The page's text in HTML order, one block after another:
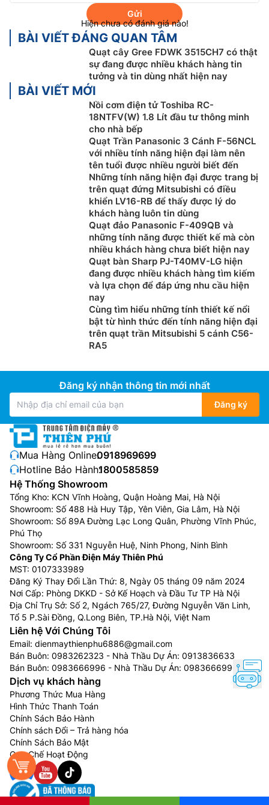
Tận hưởng làn gió dễ chịu từ xa
Quạt điệnGree FDWK-3515CH7 nổi bật với khả năng
tỏa gió xa lên đến 10m sẽ mang lại hiệu quả làm mát
cho không gian rộng. Đặc biệt, làn gió này giúp làm
mát đồng đều trong phòng, giảm nhiệt độ nhanh
chóng, cho bạn cảm giác dễ chịu dù ở bất kỳ vị trí
nào.
3 cấp độ gió dễ dàng điều chỉnh
Với 3 cấp độ gió, bạn có thể điều chỉnh theo nhu cầu
sử dụng từ nhẹ nhàng cho không gian nhỏ đến mạnh
mẽ để làm mát trong những ngày hè oi ả. Dù là bạn
cần gió nhẹ để ngủ hay gió mạnh để làm mát nhanh
Chế độ xoay linh hoạt
Một trong những tính năng đáng chú ý của quạt cây
Gree FDWK 3515CH7 là khả năng xoay linh hoạt. Quạt
có thể xoay ngang đến 80 độ và dọc đến 30 độ giúp
phân phối gió đều trong phòng mà không cần phải di
chuyển quạt nhiều lần. Điều này rất tiện lợi khi bạn cần
làm mát toàn bộ không gian.
Chức năng hẹn giờ tiện lợi
Gửi
Hiện chưa có đánh giá nào!
BÀI VIẾT ĐÁNG QUAN TÂM
Quạt cây Gree FDWK 3515CH7 có thật
sự đang được nhiều khách hàng tin
tưởng và tin dùng nhất hiện nay
BÀI VIẾT MỚI
Nồi cơm điện tử Toshiba RC-
18NTFV(W) 1.8 Lít đầu tư thông minh
cho nhà bếp
Quạt Trần Panasonic 3 Cánh F-56NCL
với nhiều tính năng hiện đại làm nên
tên tuổi được nhiều người biết đến
Những tính năng hiện đại được trang bị
trên quạt đứng Mitsubishi có điều
khiển LV16-RB để thấy được lý do
khách hàng luôn tin dùng
Quạt đảo Panasonic F-409QB và
những tính năng được thiết kế mà còn
nhiều khách hàng chưa biết hiện nay
Quạt bàn Sharp PJ-T40MV-LG hiện
đang được nhiều khách hàng tìm kiếm
và lựa chọn để đáp ứng nhu cầu hiện
nay
Cùng tìm hiểu những tính thiết kế nổi
bật từ hình thức đến tính năng hiện đại
trên quạt trần Mitsubishi 5 cánh C56-
RA5
Đăng ký nhận thông tin mới nhất
Đăng ký
Mua Hàng Online:0918969699
Hotline Bảo Hành:1800585859
Hệ Thống Showroom
Tổng Kho: KCN Vĩnh Hoàng, Quận Hoàng Mai, Hà Nội
Showroom: Số 488 Hà Huy Tập, Yên Viên, Gia Lâm, Hà Nội
Showroom: Số 89A Đường Lạc Long Quân, Phường Vĩnh Phúc,
Phú Thọ
Showroom: Số 331 Nguyễn Huệ, Ninh Phong, Ninh Bình
Công Ty Cổ Phần Điện Máy Thiên Phú
MST: 0107333989
Đăng Ký Thay Đổi Lần Thứ: 8, Ngày 05 tháng 09 năm 2024
Nơi Cấp: Phòng DKKD - Sở Kế Hoạch và Đầu Tư TP Hà Nội
Địa Chỉ Trụ Sở: Số 2, Ngách 765/27, Đường Nguyễn Văn Linh,
Tổ 5 P.Sài Đồng, Q.Long Biên, TP.Hà Nội, Việt Nam
Liên hệ Với Chúng Tôi
Email: dienmaythienphu6886@gmail.com
Bán Buôn: 0983262323 - Nhà Thầu Dự Án: 0913836633
Bán Buôn: 0983666996 - Nhà Thầu Dự Án: 0983666996
Dịch vụ khách hàng
Phương Thức Mua Hàng
Hình Thức Thanh Toán
Chính Sách Bảo Hành
Chính sách Đổi – Trả hàng hóa
Chính Sách Bảo Mật
Quy Chế Hoạt Động